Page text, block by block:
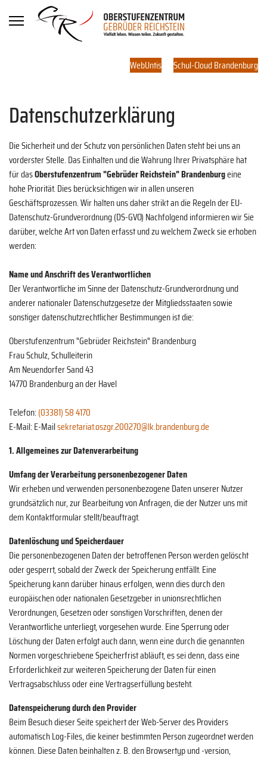
WebUntis Schul-Cloud Brandenburg
Datenschutzerklärung
Die Sicherheit und der Schutz von persönlichen Daten steht bei uns an
vorderster Stelle. Das Einhalten und die Wahrung Ihrer Privatsphäre hat
für dasOberstufenzentrum "Gebrüder Reichstein" Brandenburgeine
hohe Priorität. Dies berücksichtigen wir in allen unseren
Geschäftsprozessen. Wir halten uns daher strikt an die Regeln der EU-
Datenschutz-Grundverordnung (DS-GVO) Nachfolgend informieren wir Sie
darüber, welche Art von Daten erfasst und zu welchem Zweck sie erhoben
werden:
Name und Anschrift des Verantwortlichen
Der Verantwortliche im Sinne der Datenschutz-Grundverordnung und
anderer nationaler Datenschutzgesetze der Mitgliedsstaaten sowie
sonstiger datenschutzrechtlicher Bestimmungen ist die:
Oberstufenzentrum "Gebrüder Reichstein" Brandenburg
Frau Schulz, Schulleiterin
Am Neuendorfer Sand 43
14770 Brandenburg an der Havel
Telefon:(03381) 58 4170
E-Mail: E-Mailsekretariat.oszgr.200270@lk.brandenburg.de
1. Allgemeines zur Datenverarbeitung
Umfang der Verarbeitung personenbezogener Daten
Wir erheben und verwenden personenbezogene Daten unserer Nutzer
grundsätzlich nur, zur Bearbeitung von Anfragen, die der Nutzer uns mit
dem Kontaktformular stellt/beauftragt.
Datenlöschung und Speicherdauer
Die personenbezogenen Daten der betroffenen Person werden gelöscht
oder gesperrt, sobald der Zweck der Speicherung entfällt. Eine
Speicherung kann darüber hinaus erfolgen, wenn dies durch den
europäischen oder nationalen Gesetzgeber in unionsrechtlichen
Verordnungen, Gesetzen oder sonstigen Vorschriften, denen der
Verantwortliche unterliegt, vorgesehen wurde. Eine Sperrung oder
Löschung der Daten erfolgt auch dann, wenn eine durch die genannten
Normen vorgeschriebene Speicherfrist abläuft, es sei denn, dass eine
Erforderlichkeit zur weiteren Speicherung der Daten für einen
Vertragsabschluss oder eine Vertragserfüllung besteht.
Datenspeicherung durch den Provider
Beim Besuch dieser Seite speichert der Web-Server des Providers
automatisch Log-Files, die keiner bestimmten Person zugeordnet werden
können. Diese Daten beinhalten z. B. den Browsertyp und -version,